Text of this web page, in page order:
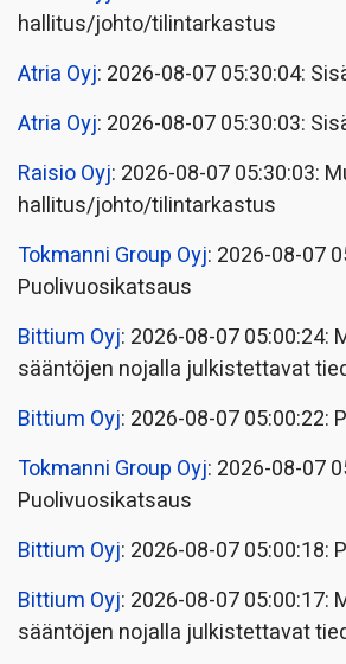
hallitus/johto/tilintarkastus
Atria Oyj: 2026-08-07 05:30:04:
Atria Oyj: 2026-08-07 05:30:03:
Raisio Oyj: 2026-08-07 05:30:03:
hallitus/johto/tilintarkastus
Tokmanni Group Oyj: 2026-08-07
Puolivuosikatsaus
Bittium Oyj: 2026-08-07 05:00:24:
sääntöjen nojalla julkistettavat
Bittium Oyj: 2026-08-07 05:00:22:
Tokmanni Group Oyj: 2026-08-07
Puolivuosikatsaus
Bittium Oyj: 2026-08-07 05:00:18:
Bittium Oyj: 2026-08-07 05:00:17:
sääntöjen nojalla julkistettavat